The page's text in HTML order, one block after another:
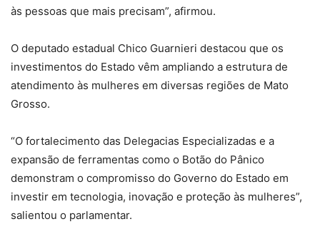
às pessoas que mais precisam”, afirmou.
O deputado estadual Chico Guarnieri destacou que os
investimentos do Estado vêm ampliando a estrutura de
atendimento às mulheres em diversas regiões de Mato
Grosso.
“O fortalecimento das Delegacias Especializadas e a
expansão de ferramentas como o Botão do Pânico
demonstram o compromisso do Governo do Estado em
investir em tecnologia, inovação e proteção às mulheres”,
salientou o parlamentar.